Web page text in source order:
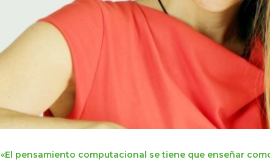
«El pensamiento computacional se tiene que enseñar